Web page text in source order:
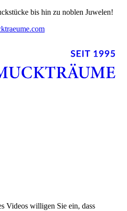
bis hin zu noblen Juwelen!
Videos willigen Sie ein, dass